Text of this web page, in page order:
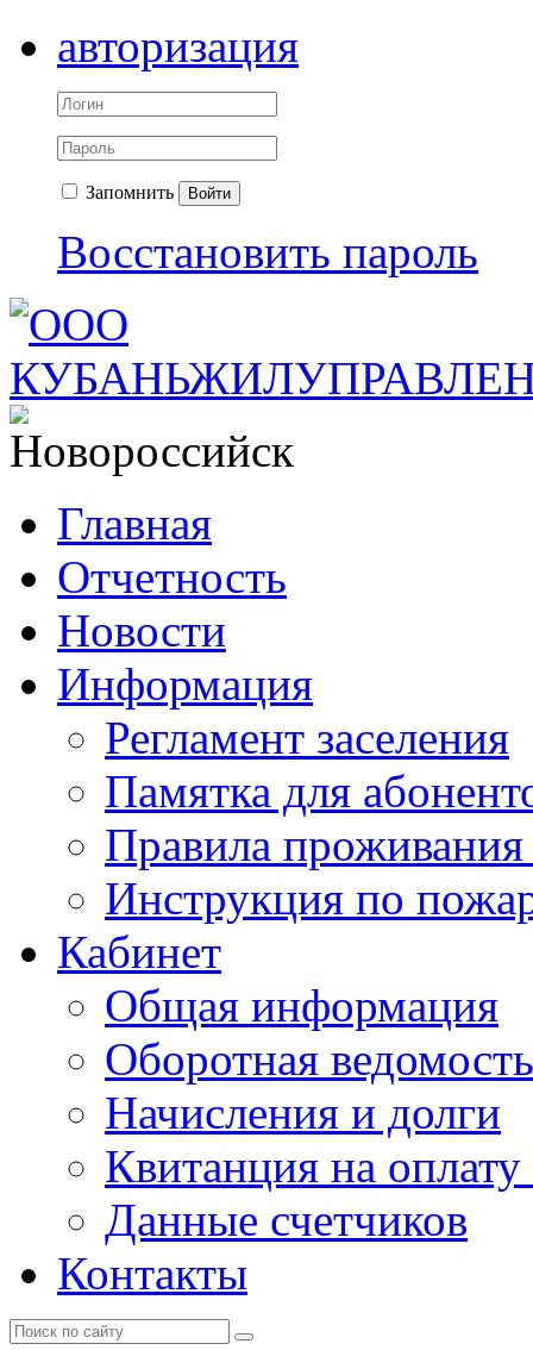
авторизация
Запомнить Войти
Восстановить пароль
Главная
Отчетность
Новости
Информация
Регламент заселения
Памятка для
Правила
Инструкция по
Кабинет
Общая информация
Оборотная ведомость
Начисления и долги
Квитанция на
Данные счетчиков
Контакты